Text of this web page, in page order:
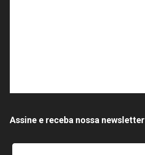
Assine e receba nossa newsletter